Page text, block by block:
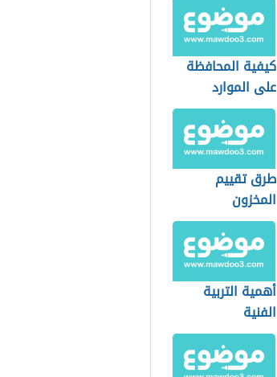
كيفية المحافظة
على الموارد
الطبيعية
طرق تقييم
المخزون
أهمية التربية
الفنية